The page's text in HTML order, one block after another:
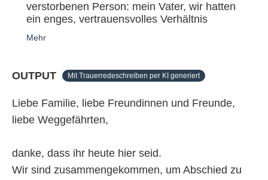
verstorbenen Person: mein Vater, wir hatten
ein enges, vertrauensvolles Verhältnis
Mehr
OUTPUT Mit Trauerredeschreiben per KI generiert
Liebe Familie, liebe Freundinnen und Freunde,
liebe Weggefährten,
danke, dass ihr heute hier seid.
Wir sind zusammengekommen, um Abschied zu